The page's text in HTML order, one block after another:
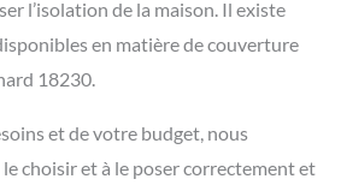
l’isolation de la maison. Il existe
en matière de couverture
18230.
et de votre budget, nous
choisir et à le poser correctement et